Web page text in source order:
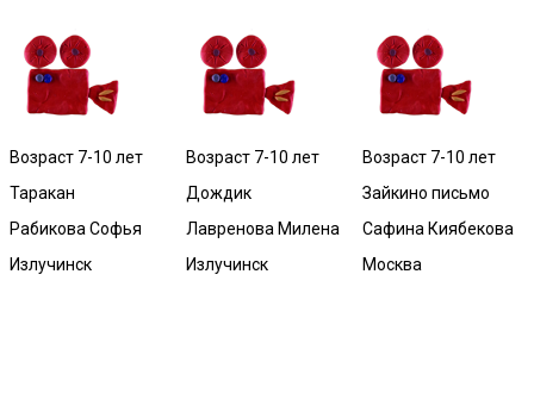
Возраст 7-10 лет
Таракан
Рабикова Софья
Излучинск
Возраст 7-10 лет
Дождик
Лавренова Милена
Излучинск
Возраст 7-10 лет
Зайкино письмо
Сафина Киябекова
Москва